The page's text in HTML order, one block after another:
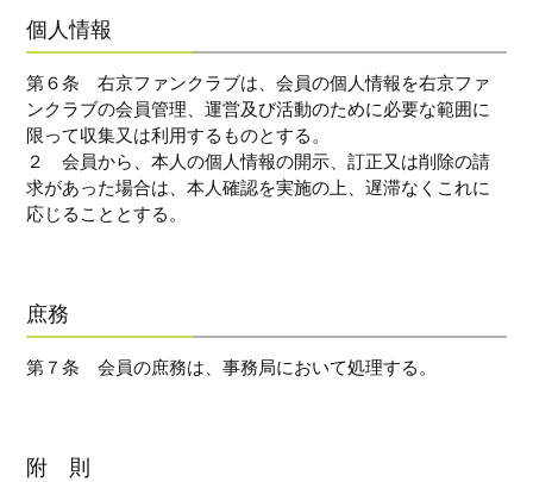
個人情報
第６条 右京ファンクラブは、会員の個人情報を右京ファ
ンクラブの会員管理、運営及び活動のために必要な範囲に
限って収集又は利用するものとする。
２ 会員から、本人の個人情報の開示、訂正又は削除の請
求があった場合は、本人確認を実施の上、遅滞なくこれに
応じることとする。
庶務
第７条 会員の庶務は、事務局において処理する。
附 則